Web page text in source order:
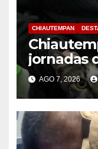
CHIAUTEMPAN
jornadas
para
AGO 7, 2026